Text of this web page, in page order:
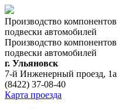
Производство компонентов
подвески автомобилей
Производство компонентов
подвески автомобилей
г. Ульяновск
7-й Инженерный проезд, 1а
(8422) 37-08-40
Карта проезда